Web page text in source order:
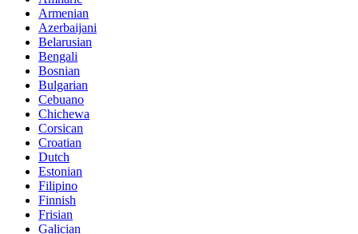
Armenian
Azerbaijani
Belarusian
Bengali
Bosnian
Bulgarian
Cebuano
Chichewa
Corsican
Croatian
Dutch
Estonian
Filipino
Finnish
Frisian
Galician